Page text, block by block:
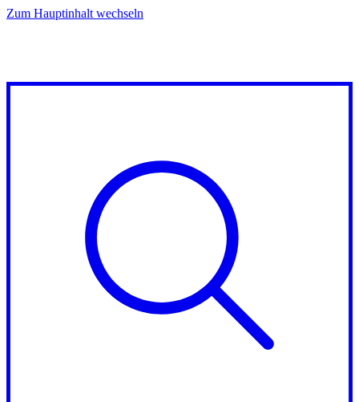
Zum Hauptinhalt wechseln